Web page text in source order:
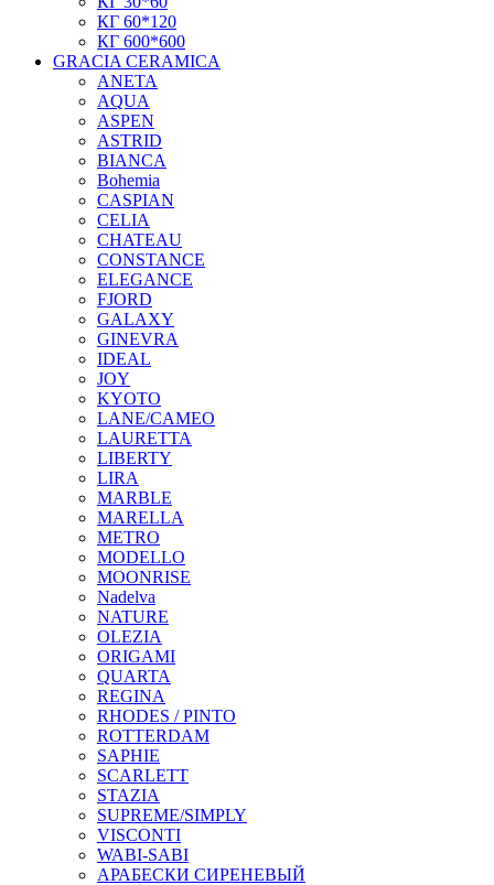
КГ 60*120
КГ 600*600
GRACIA CERAMICA
ANETA
AQUA
ASPEN
ASTRID
BIANCA
Bohemia
CASPIAN
CELIA
CHATEAU
CONSTANCE
ELEGANCE
FJORD
GALAXY
GINEVRA
IDEAL
JOY
KYOTO
LANE/CAMEO
LAURETTA
LIBERTY
LIRA
MARBLE
MARELLA
METRO
MODELLO
MOONRISE
Nadelva
NATURE
OLEZIA
ORIGAMI
QUARTA
REGINA
RHODES / PINTO
ROTTERDAM
SAPHIE
SCARLETT
STAZIA
SUPREME/SIMPLY
VISCONTI
WABI-SABI
АРАБЕСКИ СИРЕНЕВЫЙ